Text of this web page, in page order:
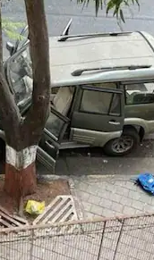
के मालिक
छड़ें मिली।
गया था असेंबल
के अंतर्गत